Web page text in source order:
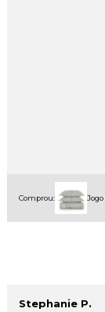
Comprou:
Stephanie P.